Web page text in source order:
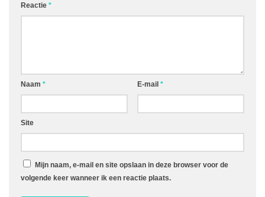
Reactie *
Naam * E-mail *
Site
Mijn naam, e-mail en site opslaan in deze browser voor de
volgende keer wanneer ik een reactie plaats.